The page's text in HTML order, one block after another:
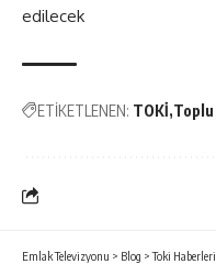
edilecek
ETİKETLENEN: TOKİ Toplu
Emlak Televizyonu > Blog >Toki Haberleri